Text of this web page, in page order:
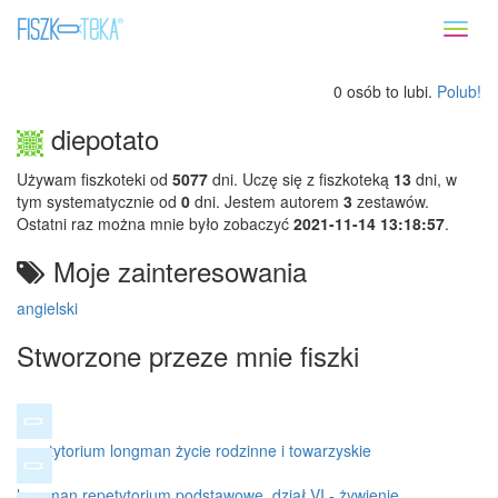
0 osób to lubi. Polub!
diepotato
Używam fiszkoteki od 5077 dni. Uczę się z fiszkoteką 13 dni, w
tym systematycznie od 0 dni. Jestem autorem 3 zestawów.
Ostatni raz można mnie było zobaczyć 2021-11-14 13:18:57.
Moje zainteresowania
angielski
Stworzone przeze mnie fiszki
repetytorium longman życie rodzinne i towarzyskie